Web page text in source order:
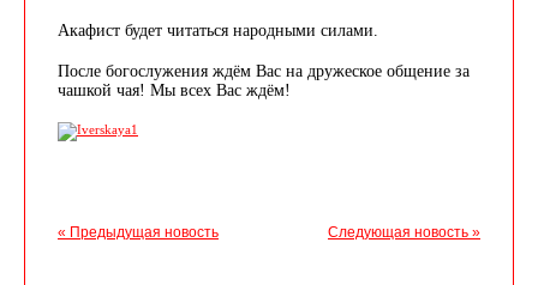
Акафист будет читаться народными силами.
После богослужения ждём Вас на дружеское общение за
чашкой чая! Мы всех Вас ждём!
« Предыдущая новость Следующая новость »